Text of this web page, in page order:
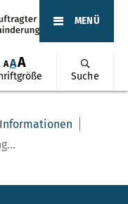
AAA
Suche
MENÜ